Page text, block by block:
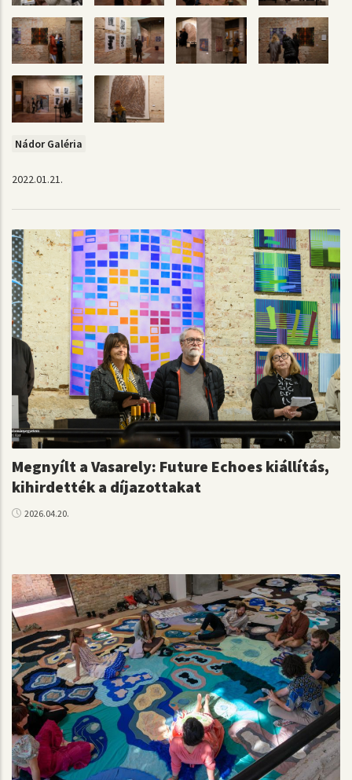
Nádor Galéria
2022.01.21.
Megnyílt a Vasarely: Future Echoes kiállítás,
kihirdették a díjazottakat
2026.04.20.